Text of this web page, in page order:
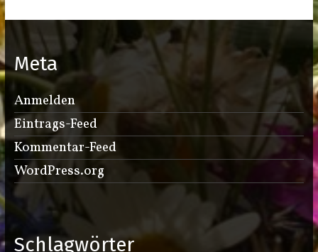
Meta
Anmelden
Eintrags-Feed
Kommentar-Feed
WordPress.org
Schlagwörter